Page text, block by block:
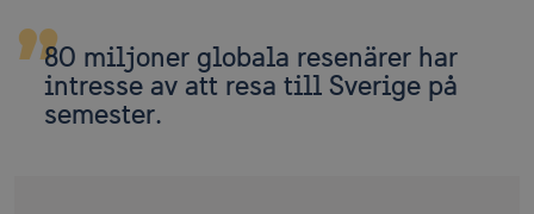
80 miljoner globala resenärer har
intresse av att resa till Sverige på
semester.